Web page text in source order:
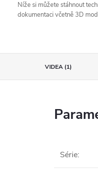
Níže si můžete stáhnout
dokumentaci včetně 3D
VIDEA (1)
Série: